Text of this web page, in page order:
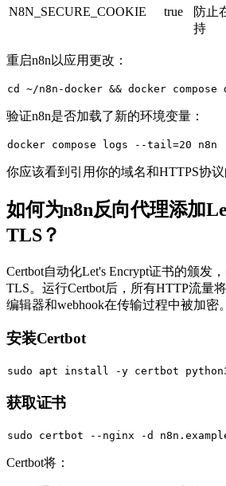
N8N_SECURE_COOKIE true
防止
持
重启n8n以应用更改：
cd
验证n8n是否加载了新的环境变量：
docker compose logs --tail =20
你应该看到引用你的域名和HTTPS协议
如何为n8n反向代理添加
TLS？
Certbot自动化Let's Encrypt证书的颁发
TLS。运行Certbot后，所有HTTP流量
编辑器和webhook在传输过程中被加密。
安装Certbot
sudo
获取证书
sudo
Certbot将：